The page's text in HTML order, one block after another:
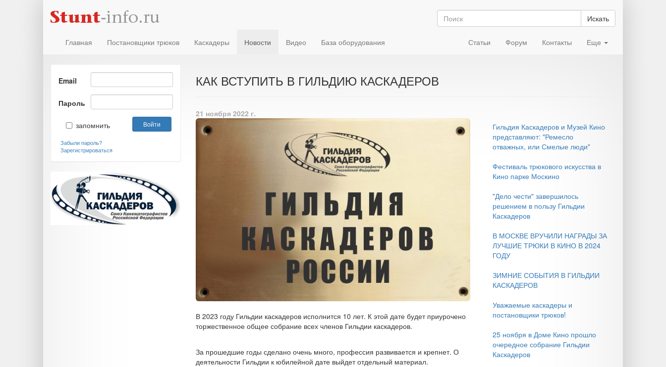
Искать
Главная Постановщики трюков Каскадеры Новости Видео База оборудования Статьи Форум Контакты Еще
Email
Пароль
запомнить
Забыли пароль?
Зарегистрироваться
КАК ВСТУПИТЬ В ГИЛЬДИЮ КАСКАДЕРОВ
21 ноября 2022 г.
В 2023 году Гильдии каскадеров исполнится 10 лет. К этой дате будет приурочено
торжественное общее собрание всех членов Гильдии каскадеров.
За прошедшие годы сделано очень много, профессия развивается и крепнет. О
деятельности Гильдии к юбилейной дате выйдет отдельный материал.
Гильдия Каскадеров и Музей Кино
представляют: "Ремесло
отважных, или Смелые люди"
Фестиваль трюкового искусства в
Кино парке Москино
"Дело чести" завершилось
решением в пользу Гильдии
Каскадеров
В МОСКВЕ ВРУЧИЛИ НАГРАДЫ ЗА
ЛУЧШИЕ ТРЮКИ В КИНО В 2024
ГОДУ
ЗИМНИЕ СОБЫТИЯ В ГИЛЬДИИ
КАСКАДЕРОВ
Уважаемые каскадеры и
постановщики трюков!
25 ноября в Доме Кино прошло
очередное собрание Гильдии
Каскадеров